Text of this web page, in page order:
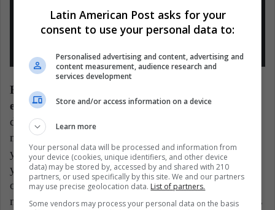
— Rubén Bueno (@rubueno10)
December 14, 2019
Estos mosquitos irradiados ya han sido probados
en varios países como Cuba, Brasil y México
donde OIEA está realizando las pruebas con el
mosquito Aedes aegypti, transmisor del dengue, Zika
y chikungunya, estos son liberados a través de drones
y vehículos terrestres, se estima que en Brasil se
ocupará un espacio de 55 hectáreas con estos
mosquitos estériles, de acuerdo con SciDev. En países
Latin American Post asks for your
consent to use your personal data to:
Personalised advertising and content, advertising and
content measurement, audience research and
services development
Store and/or access information on a device
Learn more
Your personal data will be processed and information from
your device (cookies, unique identifiers, and other device
data) may be stored by, accessed by and shared with 210
partners, or used specifically by this site. We and our partners
may use precise geolocation data. List of partners.
Some vendors may process your personal data on the basis